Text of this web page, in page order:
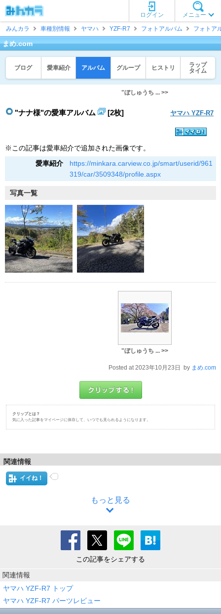
メニュー
ログイン
みんカラ
車種別情報 ヤマハ YZF-R7 フォトアルバム フォトア
まめ.com
ブログ 愛車紹介 アルバム グループ ヒストリ
ラップ
タイム
"ぼしゅうち ... >>
"ナナ様"の愛車アルバム [2枚] ヤマハ YZF-R7
※この記事は愛車紹介で追加された画像です。
愛車紹介
https://minkara.carview.co.jp/smart/userid/961
319/car/3509348/profile.aspx
写真一覧
"ぼしゅうち ... >>
Posted at 2023年10月23日 by まめ.com
クリップとは？
気に入った記事をマイページに保存して、いつでも見られるようになります。
関連情報
イイね！
もっと見る
この記事をシェアする
関連情報
ヤマハ YZF-R7 トップ
ヤマハ YZF-R7 パーツレビュー